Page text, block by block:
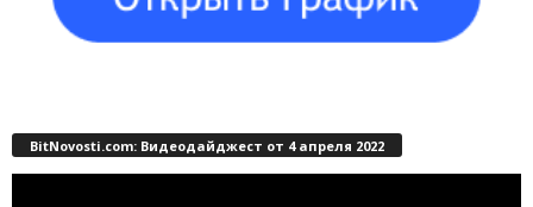
BitNovosti.com: Видеодайджест от 4 апреля 2022